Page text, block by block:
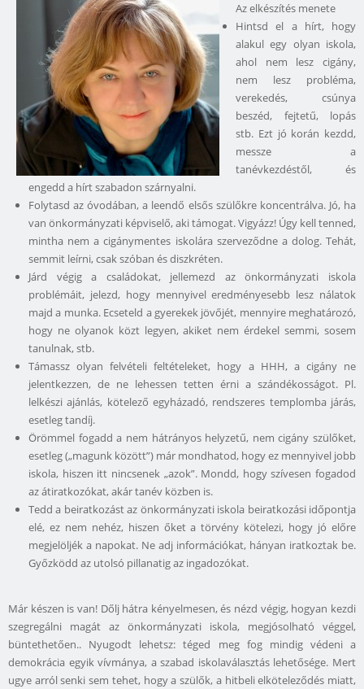
Az elkészítés menete
Hintsd el a hírt, hogy
alakul egy olyan iskola,
ahol nem lesz cigány,
nem lesz probléma,
verekedés, csúnya
beszéd, fejtetű, lopás
stb. Ezt jó korán kezdd,
messze a
tanévkezdéstől, és
engedd a hírt szabadon szárnyalni.
Folytasd az óvodában, a leendő elsős szülőkre koncentrálva. Jó, ha
van önkormányzati képviselő, aki támogat. Vigyázz! Úgy kell tenned,
mintha nem a cigánymentes iskolára szerveződne a dolog. Tehát,
semmit leírni, csak szóban és diszkréten.
Járd végig a családokat, jellemezd az önkormányzati iskola
problémáit, jelezd, hogy mennyivel eredményesebb lesz nálatok
majd a munka. Ecseteld a gyerekek jövőjét, mennyire meghatározó,
hogy ne olyanok közt legyen, akiket nem érdekel semmi, sosem
tanulnak, stb.
Támassz olyan felvételi feltételeket, hogy a HHH, a cigány ne
jelentkezzen, de ne lehessen tetten érni a szándékosságot. Pl.
lelkészi ajánlás, kötelező egyházadó, rendszeres templomba járás,
esetleg tandíj.
Örömmel fogadd a nem hátrányos helyzetű, nem cigány szülőket,
esetleg („magunk között”) már mondhatod, hogy ez mennyivel jobb
iskola, hiszen itt nincsenek „azok”. Mondd, hogy szívesen fogadod
az átiratkozókat, akár tanév közben is.
Tedd a beiratkozást az önkormányzati iskola beiratkozási időpontja
elé, ez nem nehéz, hiszen őket a törvény kötelezi, hogy jó előre
megjelöljék a napokat. Ne adj információkat, hányan iratkoztak be.
Győzködd az utolsó pillanatig az ingadozókat.
Már készen is van! Dőlj hátra kényelmesen, és nézd végig, hogyan kezdi
szegregálni magát az önkormányzati iskola, megjósolható véggel,
büntethetően.. Nyugodt lehetsz: téged meg fog mindig védeni a
demokrácia egyik vívmánya, a szabad iskolaválasztás lehetősége. Mert
ugye arról senki sem tehet, hogy a szülők, a hitbeli elköteleződés miatt,